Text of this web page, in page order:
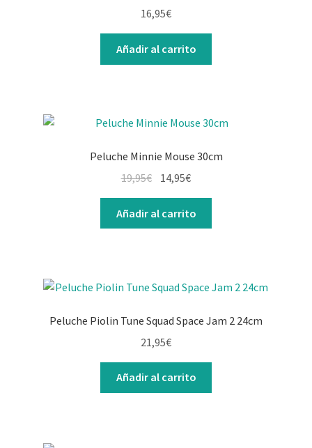
16,95€
Añadir al carrito
Peluche Minnie Mouse 30cm
19,95€ 14,95€
Añadir al carrito
Peluche Piolin Tune Squad Space Jam 2 24cm
21,95€
Añadir al carrito